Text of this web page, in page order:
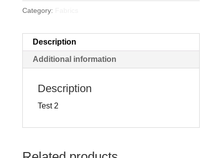
Category:
Description
Additional information
Description
Test 2